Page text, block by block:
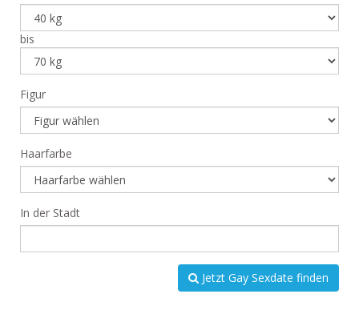
bis
Figur
Haarfarbe
In der Stadt
Jetzt Gay Sexdate finden